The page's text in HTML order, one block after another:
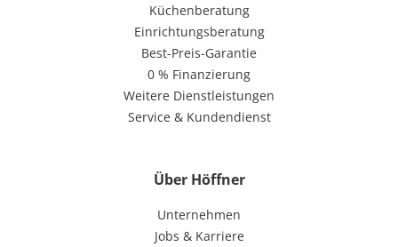
Küchenberatung
Einrichtungsberatung
Best-Preis-Garantie
0 % Finanzierung
Weitere Dienstleistungen
Service & Kundendienst
Über Höffner
Unternehmen
Jobs & Karriere